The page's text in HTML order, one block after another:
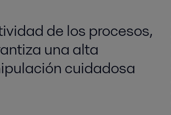
de los procesos,
una alta
cuidadosa